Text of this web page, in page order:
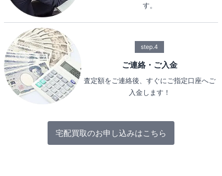
す。
step.4
ご連絡・ご入金
査定額をご連絡後、すぐにご指定口座へご
入金します！
宅配買取のお申し込みはこちら